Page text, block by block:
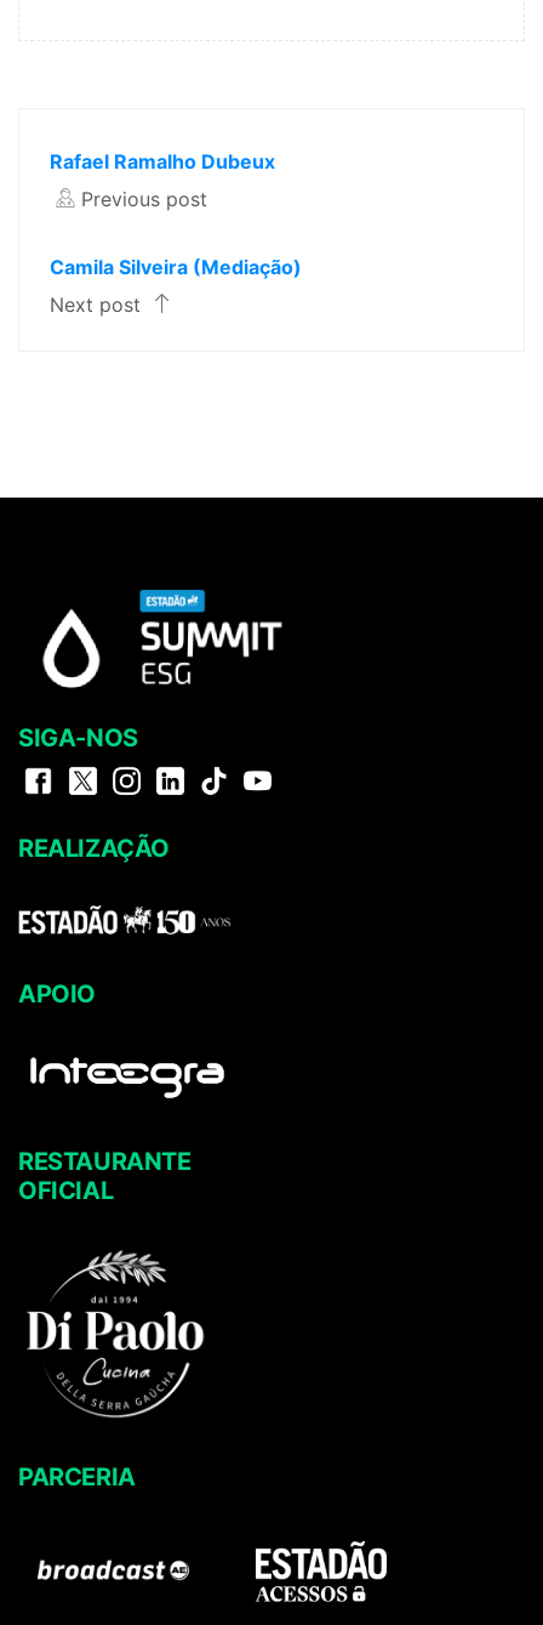
Rafael Ramalho Dubeux
Previous post
Camila Silveira (Mediação)
Next post
SIGA-NOS
REALIZAÇÃO
APOIO
RESTAURANTE
OFICIAL
PARCERIA